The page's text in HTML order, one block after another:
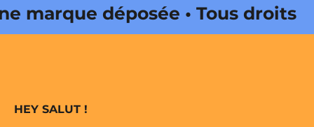
déposée • Tous droits
HEY SALUT !